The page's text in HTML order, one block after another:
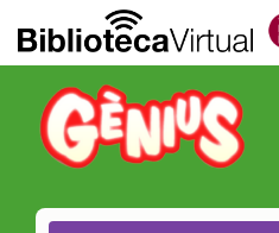
Salta al contingut principal